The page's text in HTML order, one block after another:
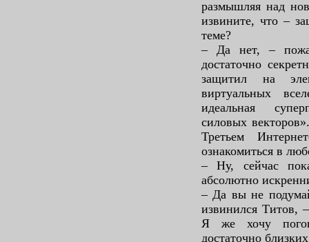
размышляя над
извините, что –
теме?
– Да нет, –
достаточно
защитил на
виртуальных
идеальная
силовых
Третьем
ознакомиться в
– Ну, сейчас
абсолютно
– Да вы не
извинился Титов,
Я же хочу
достаточно